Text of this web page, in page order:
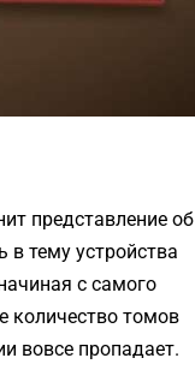
представление об
в тему устройства
с самого
количество томов
вовсе пропадает.